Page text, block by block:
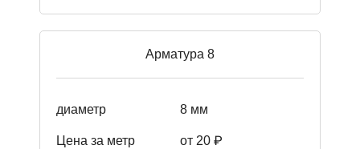
Арматура 8
диаметр 8 мм
Цена за метр от 20 ₽